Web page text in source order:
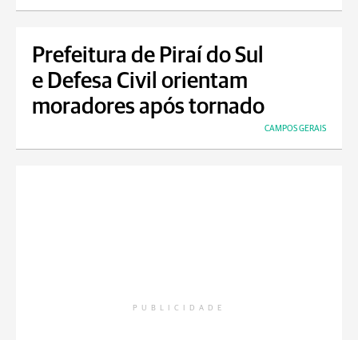
Prefeitura de Piraí do Sul
e Defesa Civil orientam
moradores após tornado
CAMPOS GERAIS
PUBLICIDADE